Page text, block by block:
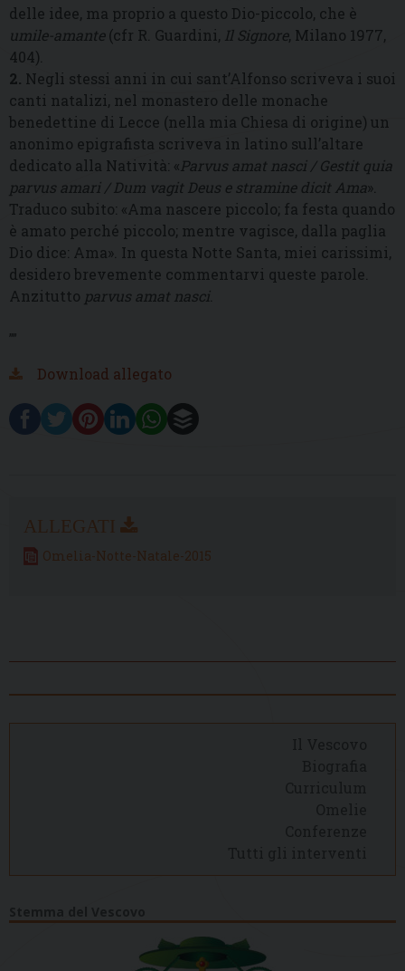
delle idee, ma proprio a questo Dio-piccolo, che è
umile-amante(cfr R. Guardini, Il Signore, Milano 1977,
404).
2. Negli stessi anni in cui sant’Alfonso scriveva i suoi
canti natalizi, nel monastero delle monache
benedettine di Lecce (nella mia Chiesa di origine) un
anonimo epigrafista scriveva in latino sull’altare
dedicato alla Natività: «Parvus amat nasci / Gestit quia
parvus amari / Dum vagit Deus e stramine dicit Ama».
Traduco subito: «Ama nascere piccolo; fa festa quando
è amato perché piccolo; mentre vagisce, dalla paglia
Dio dice: Ama». In questa Notte Santa, miei carissimi,
desidero brevemente commentarvi queste parole.
Anzitutto parvus amat nasci.
””
Download allegato
Omelia-Notte-Natale-2015